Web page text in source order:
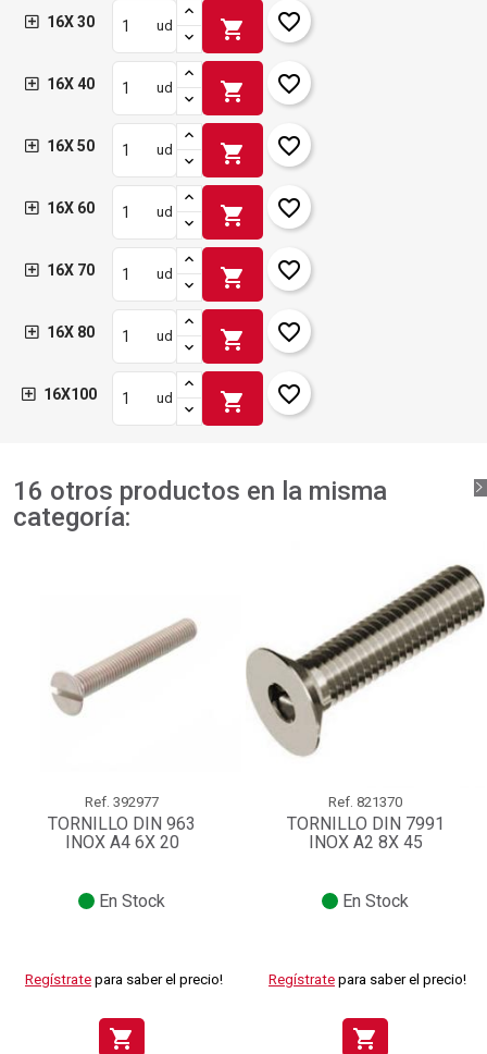
16X 30 ud shopping_cart favorite_border
16X 40 ud shopping_cart favorite_border
16X 50 ud shopping_cart favorite_border
16X 60 ud shopping_cart favorite_border
16X 70 ud shopping_cart favorite_border
16X 80 ud shopping_cart favorite_border
16X100 ud shopping_cart favorite_border
16 otros productos en la misma
categoría:
Ref. 392977
TORNILLO DIN 963
INOX A4 6X 20
En Stock
Regístrate para saber el precio!
shopping_cart
Ref. 821370
TORNILLO DIN 7991
INOX A2 8X 45
En Stock
Regístrate para saber el precio!
shopping_cart